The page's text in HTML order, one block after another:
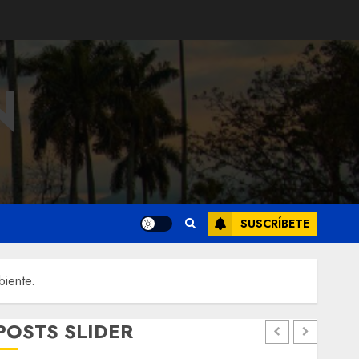
SUSCRÍBETE
SLIDER